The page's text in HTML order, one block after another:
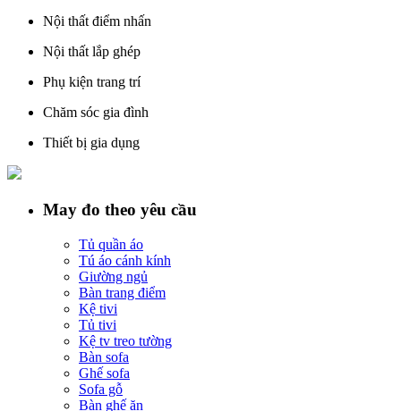
Nội thất điểm nhấn
Nội thất lắp ghép
Phụ kiện trang trí
Chăm sóc gia đình
Thiết bị gia dụng
May đo theo yêu cầu
Tủ quần áo
Tú áo cánh kính
Giường ngủ
Bàn trang điểm
Kệ tivi
Tủ tivi
Kệ tv treo tường
Bàn sofa
Ghế sofa
Sofa gỗ
Bàn ghế ăn